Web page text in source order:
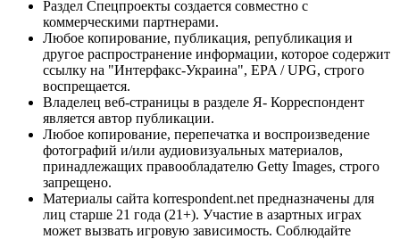
Раздел Спецпроекты создается совместно с
коммерческими партнерами.
Любое копирование, публикация, републикация и
другое распространение информации, которое содержит
ссылку на "Интерфакс-Украина", EPA / UPG, строго
воспрещается.
Владелец веб-страницы в разделе Я- Корреспондент
является автор публикации.
Любое копирование, перепечатка и воспроизведение
фотографий и/или аудиовизуальных материалов,
принадлежащих правообладателю Getty Images, строго
запрещено.
Материалы сайта korrespondent.net предназначены для
лиц старше 21 года (21+). Участие в азартных играх
может вызвать игровую зависимость. Соблюдайте